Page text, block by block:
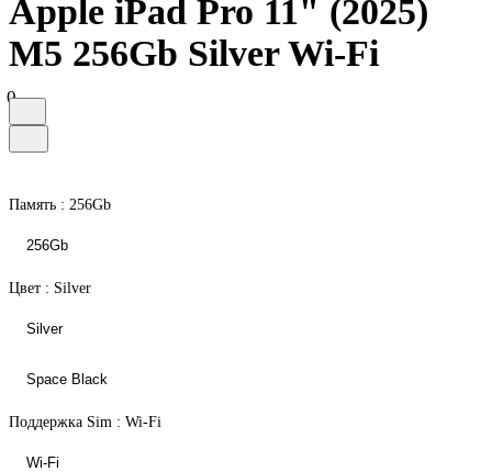
Apple iPad Pro 11" (2025)
M5 256Gb Silver Wi-Fi
0
Память : 256Gb
256Gb
Цвет : Silver
Silver
Space Black
Поддержка Sim : Wi-Fi
Wi-Fi